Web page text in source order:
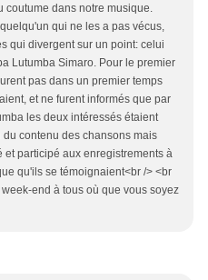
dans notre musique.
qui ne les a pas vécus,
qui divergent sur un point: celui
Lutumba Simaro. Pour le premier
pas dans un premier temps
et ne furent informés que par
les deux intéressés étaient
contenu des chansons mais
participé aux enregistrements à
qu'ils se témoignaient<br /> <br
end à tous où que vous soyez